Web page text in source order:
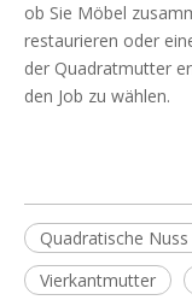
ob Sie Möbel
restaurieren oder
der Quadratmutter
den Job zu wählen.
Quadratische
Vierkantmutter